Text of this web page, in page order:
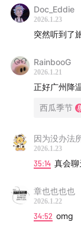
25:47 OMG，西
你会喜欢
32:27 今天和你
也有一些
里。
如果一段
52:12 她们最后
里。
Doc_Eddie
2026.1.23
突然听到了
RainbooG
2026.1.21
正好广州降
西瓜季节
因为没办法
2026.1.23
35:14 真会聊
章也也也也
2026.1.22
34:52 omg